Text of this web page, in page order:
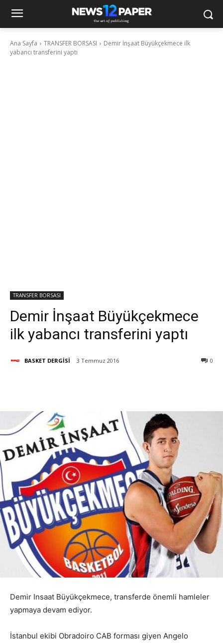
Ana Sayfa TRANSFER BORSASI
Demir İnşaat Büyükçekmece ilk
yabancı transferini yaptı
TRANSFER BORSASI
Demir İnşaat Büyükçekmece
ilk yabancı transferini yaptı
BASKET DERGİSİ 3 Temmuz 2016 0
Demir Insaat Büyükçekmece, transferde önemli hamleler
yapmaya devam ediyor.
İstanbul ekibi Obradoiro CAB forması giyen Angelo